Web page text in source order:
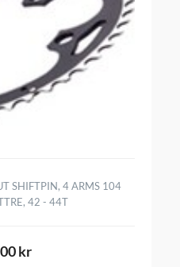
SHIFTPIN, 4 ARMS 104
42 - 44T
kr